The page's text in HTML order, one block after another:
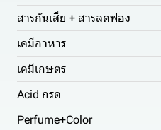
สารกันเสีย + สารลดฟอง
เคมีอาหาร
เคมีเกษตร
Acid กรด
Perfume+Color